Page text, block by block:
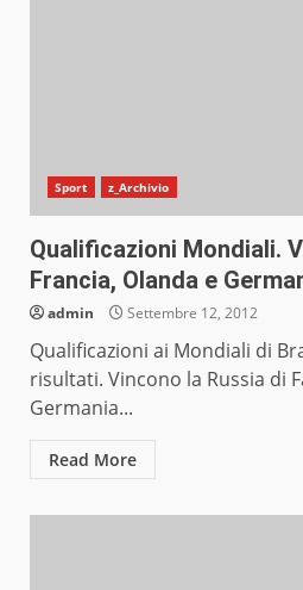
Sport z_Archivio
Qualificazioni Mondiali.
Francia, Olanda e
admin Settembre 12, 2012
Qualificazioni ai Mondiali di
risultati. Vincono la Russia di
Germania...
Read More